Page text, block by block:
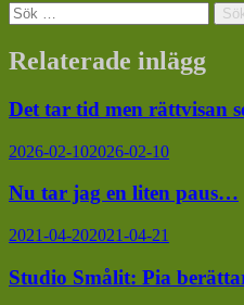
Sök
efter:
Relaterade inlägg
Det tar tid men rättvisan
2026-02-102026-02-10
Nu tar jag en liten paus…
2021-04-202021-04-21
Studio Smålit: Pia